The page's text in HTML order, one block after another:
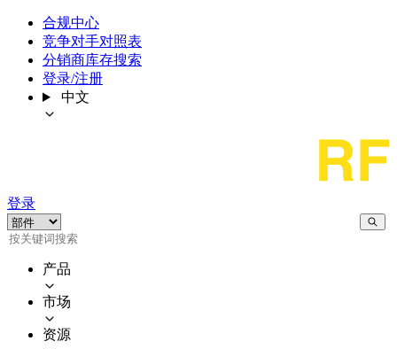
合规中心
竞争对手对照表
分销商库存搜索
登录/注册
中文
登录
产品
市场
资源